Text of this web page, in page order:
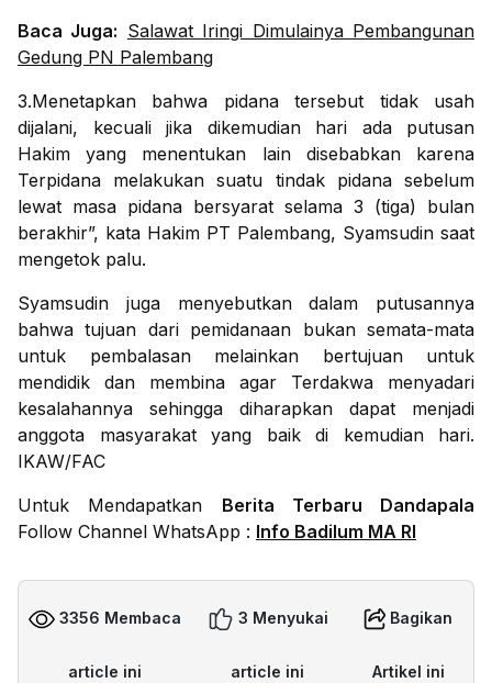
Baca Juga: Salawat Iringi Dimulainya Pembangunan
Gedung PN Palembang
3.Menetapkan bahwa pidana tersebut tidak usah
dijalani, kecuali jika dikemudian hari ada putusan
Hakim yang menentukan lain disebabkan karena
Terpidana melakukan suatu tindak pidana sebelum
lewat masa pidana bersyarat selama 3 (tiga) bulan
berakhir”, kata Hakim PT Palembang, Syamsudin saat
mengetok palu.
Syamsudin juga menyebutkan dalam putusannya
bahwa tujuan dari pemidanaan bukan semata-mata
untuk pembalasan melainkan bertujuan untuk
mendidik dan membina agar Terdakwa menyadari
kesalahannya sehingga diharapkan dapat menjadi
anggota masyarakat yang baik di kemudian hari.
IKAW/FAC
Untuk Mendapatkan Berita Terbaru Dandapala
Follow Channel WhatsApp : Info Badilum MA RI
3356 Membaca
article ini
3 Menyukai
article ini
Bagikan
Artikel ini